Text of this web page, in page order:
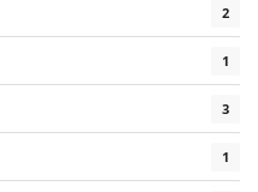
2
1
3
1